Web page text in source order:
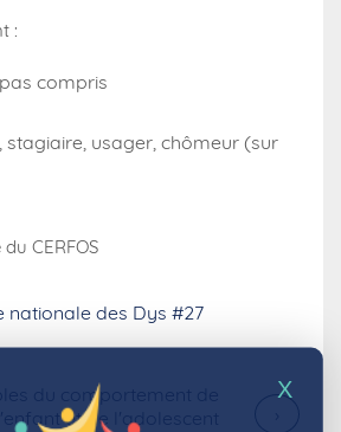
:
compris
stagiaire, usager, chômeur (sur
CERFOS
nationale des Dys #27
du comportement de
l'enfant et de l'adolescent
X